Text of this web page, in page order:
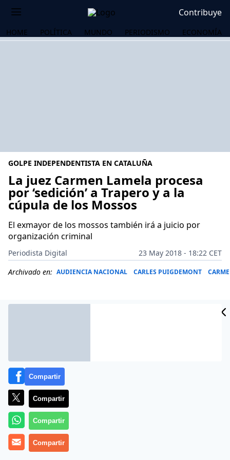
Contribuye
HOME POLÍTICA MUNDO PERIODISMO ECONOMÍA
GOLPE INDEPENDENTISTA EN CATALUÑA
La juez Carmen Lamela procesa
por ‘sedición’ a Trapero y a la
cúpula de los Mossos
El exmayor de los mossos también irá a juicio por
organización criminal
Periodista Digital
23 May 2018 - 18:22 CET
Archivado en: AUDIENCIA NACIONAL CARLES PUIGDEMONT
Más información
Compartir
Compartir
Compartir
Compartir